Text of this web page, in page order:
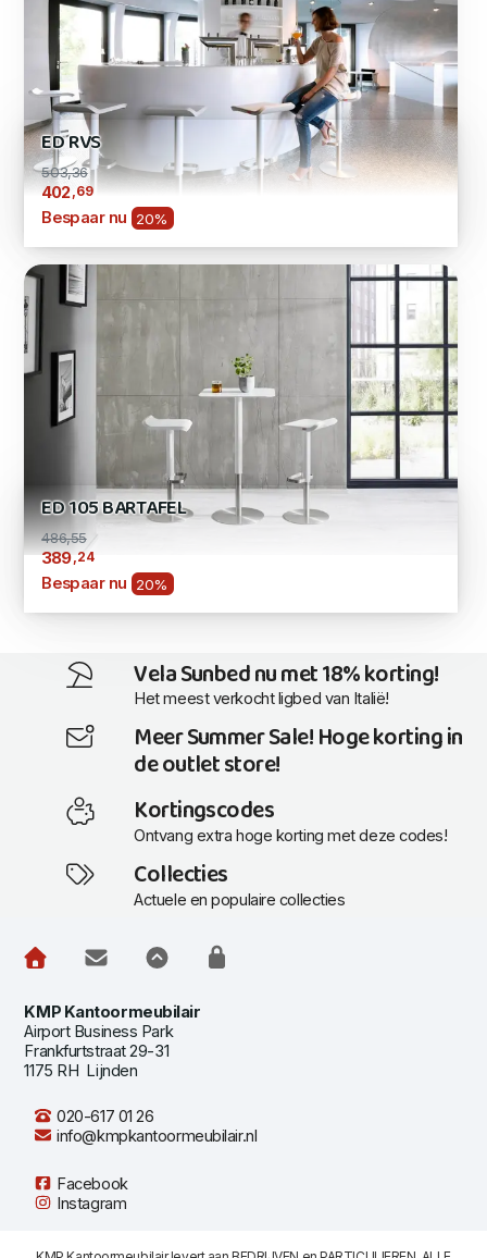
ED RVS
503,36
402,69
Bespaar nu 20%
ED 105 BARTAFEL
486,55
389,24
Bespaar nu 20%
Vela Sunbed nu met 18% korting!
Het meest verkocht ligbed van Italië!
Meer Summer Sale! Hoge korting in
de outlet store!
Kortingscodes
Ontvang extra hoge korting met deze codes!
Collecties
Actuele en populaire collecties
KMP Kantoormeubilair
Airport Business Park
Frankfurtstraat 29-31
1175 RH Lijnden
020-617 01 26
info@kmpkantoormeubilair.nl
Facebook
Instagram